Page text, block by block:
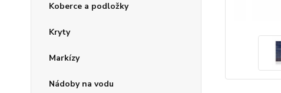
Koberce a podložky
Kryty
Markízy
Nádoby na vodu